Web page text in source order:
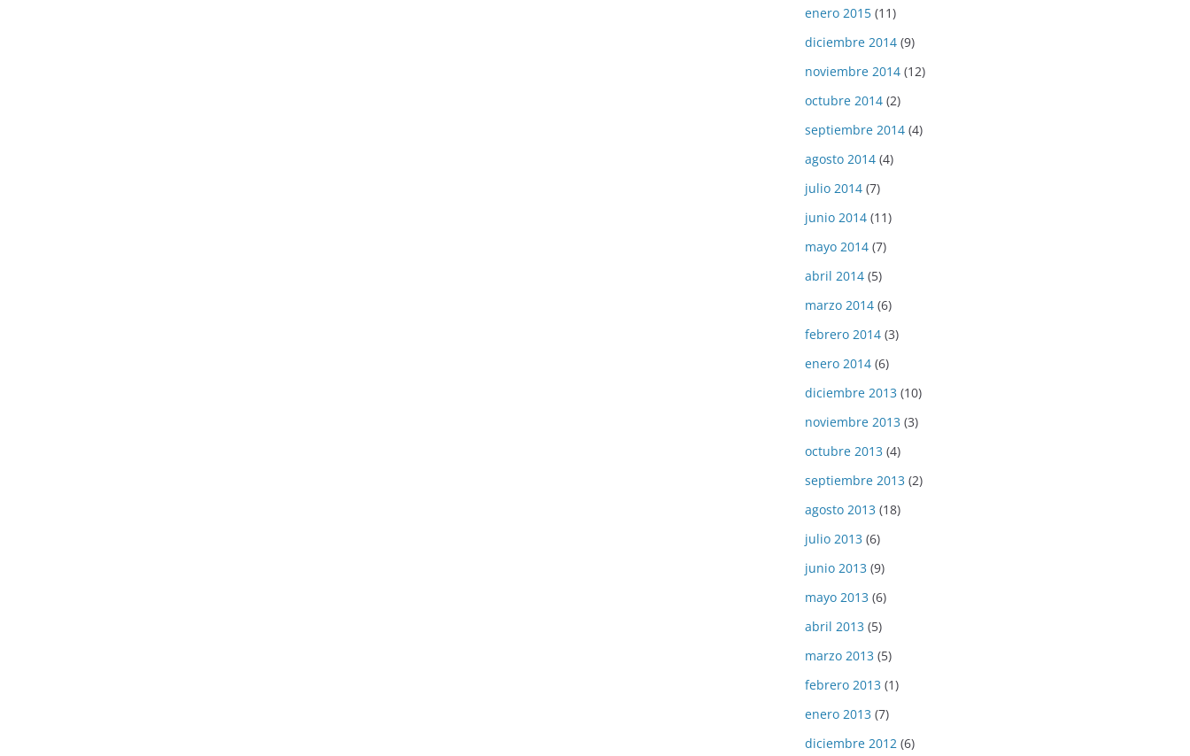
enero 2015 (11)
diciembre 2014 (9)
noviembre 2014 (12)
octubre 2014 (2)
septiembre 2014 (4)
agosto 2014 (4)
julio 2014 (7)
junio 2014 (11)
mayo 2014 (7)
abril 2014 (5)
marzo 2014 (6)
febrero 2014 (3)
enero 2014 (6)
diciembre 2013 (10)
noviembre 2013 (3)
octubre 2013 (4)
septiembre 2013 (2)
agosto 2013 (18)
julio 2013 (6)
junio 2013 (9)
mayo 2013 (6)
abril 2013 (5)
marzo 2013 (5)
febrero 2013 (1)
enero 2013 (7)
diciembre 2012 (6)